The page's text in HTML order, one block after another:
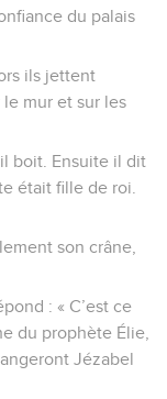
du palais
ils jettent
mur et sur les
boit. Ensuite il dit
était fille de roi.
son crâne,
: « C’est ce
du prophète Élie,
Jézabel